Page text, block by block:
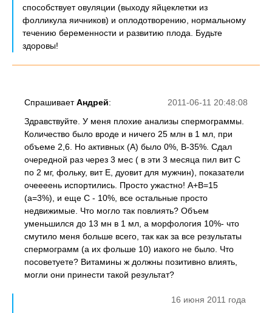
способствует овуляции (выходу яйцеклетки из
фолликула яичников) и оплодотворению, нормальному
течению беременности и развитию плода. Будьте
здоровы!
2011-06-11 20:48:08
СпрашиваетАндрей:
Здравствуйте. У меня плохие анализы спермограммы.
Количество было вроде и ничего 25 млн в 1 мл, при
объеме 2,6. Но активных (А) было 0%, В-35%. Сдал
очередной раз через 3 мес ( в эти 3 месяца пил вит С
по 2 мг, фольку, вит Е, дуовит для мужчин), показатели
очеееень испортились. Просто ужастно! А+В=15
(а=3%), и еще С - 10%, все остальные просто
недвижимые. Что могло так повлиять? Объем
уменьшился до 13 мн в 1 мл, а морфология 10%- что
смутило меня больше всего, так как за все результаты
спермограмм (а их фольше 10) иакого не было. Что
посоветуете? Витамины ж должны позитивно влиять,
могли они принести такой результат?
16 июня 2011 года